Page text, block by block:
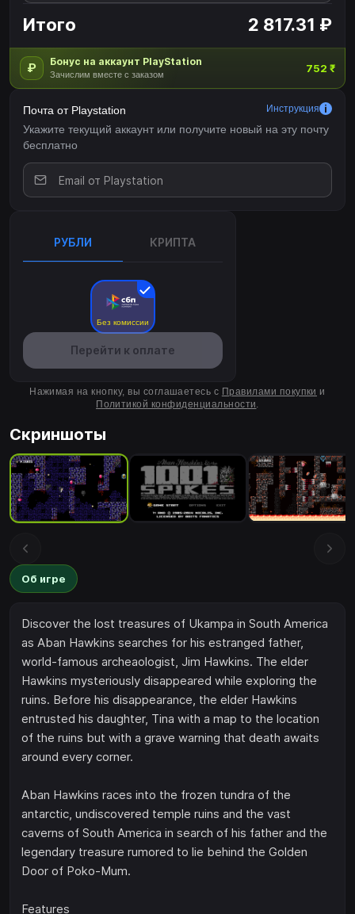
Итого 2 817.31 ₽
₽ Бонус на аккаунт PlayStation
Зачислим вместе с заказом
752 ₹
Почта от Playstation
Укажите текущий аккаунт или получите новый на эту почту
бесплатно
Инструкция
РУБЛИ КРИПТА
Без комиссии
Перейти к оплате
Нажимая на кнопку, вы соглашаетесь с Правилами покупки и
Политикой конфиденциальности.
Скриншоты
Об игре
Discover the lost treasures of Ukampa in South America
as Aban Hawkins searches for his estranged father,
world-famous archeaologist, Jim Hawkins. The elder
Hawkins mysteriously disappeared while exploring the
ruins. Before his disappearance, the elder Hawkins
entrusted his daughter, Tina with a map to the location
of the ruins but with a grave warning that death awaits
around every corner.
Aban Hawkins races into the frozen tundra of the
antarctic, undiscovered temple ruins and the vast
caverns of South America in search of his father and the
legendary treasure rumored to lie behind the Golden
Door of Poko-Mum.
Features